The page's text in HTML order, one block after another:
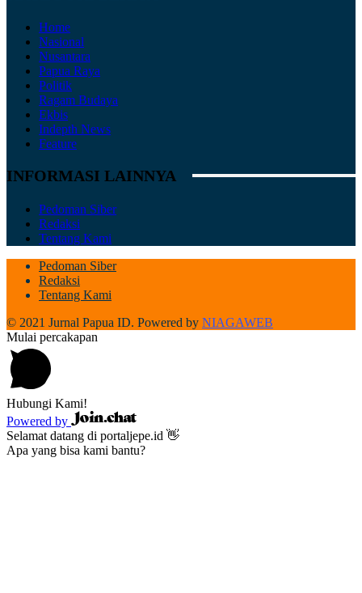
Home
Nasional
Nusantara
Papua Raya
Politik
Ragam Budaya
Ekbis
Indepth News
Feature
INFORMASI LAINNYA
Pedoman Siber
Redaksi
Tentang Kami
Pedoman Siber
Redaksi
Tentang Kami
© 2021 Jurnal Papua ID. Powered by NIAGAWEB
Mulai percakapan
Hubungi Kami!
Powered by
Selamat datang di portaljepe.id 👋
Apa yang bisa kami bantu?